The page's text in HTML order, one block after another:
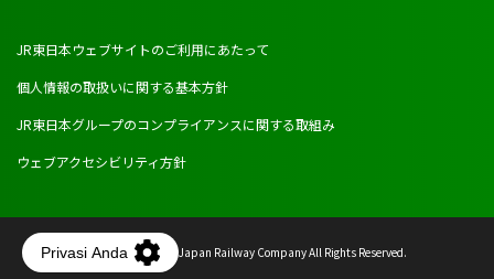
JR東日本ウェブサイトのご利用にあたって
個人情報の取扱いに関する基本方針
JR東日本グループのコンプライアンスに関する取組み
ウェブアクセシビリティ方針
Copyright © East Japan Railway Company All Rights Reserved.